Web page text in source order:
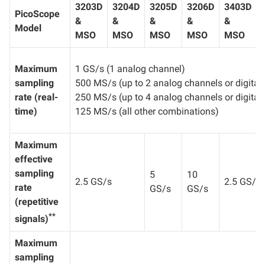
PicoScope
Model
3203D
&
MSO
3204D
&
MSO
3205D
&
MSO
3206D
&
MSO
3403D
&
MSO
Maximum
sampling
rate (real-
time)
1 GS/s (1 analog channel)
500 MS/s (up to 2 analog channels or digital
250 MS/s (up to 4 analog channels or digital
125 MS/s (all other combinations)
Maximum
effective
sampling
rate
(repetitive
signals)**
2.5 GS/s
5
GS/s
10
GS/s
2.5 GS/s
Maximum
sampling